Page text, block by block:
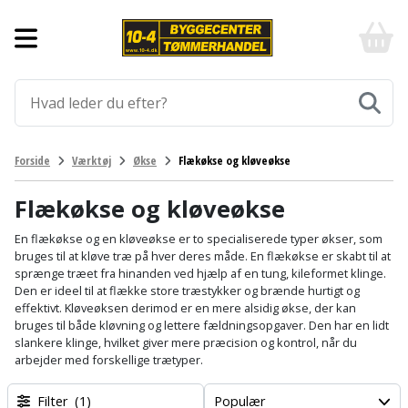
Aluprofiler
Armering
Befæstigelse
Bordplade
Byggeplader
Bygningsbeslag
Gulve
Fliser
og
klinker
Gulvtilbehør
Gulvunderlag
Gulvvarme
Laminatgulv
Værktøj
Afmærkning
Arbejdsbuk
Arbejdsvogn
Bærehåndtag
Båndstrammer
og
Elværktøj
Afkortersav
Afstandsmåler
Arbejdsbord
Arbejdslamper
og
Havemaskiner
Brændekløver
Buskrydder
Dykpumpe
Hus,
have
og
fritid
Affaldssortering
Maling
-
billigt
og
-
Klik
byg
Forside Værktøj Økse Flækøkse og kløveøkse
Flækøkse og kløveøkse
En flækøkse og en kløveøkse er to specialiserede typer økser, som
bruges til at kløve træ på hver deres måde. En flækøkse er skabt til at
sprænge træet fra hinanden ved hjælp af en tung, kileformet klinge.
Den er ideel til at flække store træstykker og brænde hurtigt og
effektivt. Kløveøksen derimod er en mere alsidig økse, der kan
bruges til både kløvning og lettere fældningsopgaver. Den har en lidt
slankere klinge, hvilket giver mere præcision og kontrol, når du
arbejder med forskellige trætyper.
Filter (1) Populær